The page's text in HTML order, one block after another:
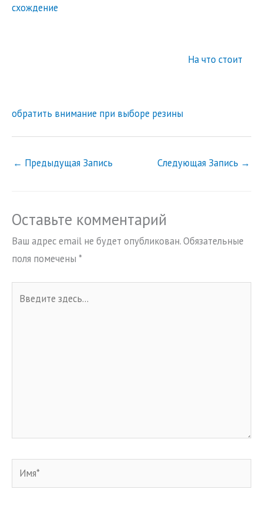
схождение
На что стоит
обратить внимание при выборе резины
← Предыдущая Запись Следующая Запись →
Оставьте комментарий
Ваш адрес email не будет опубликован.Обязательные
поля помечены *
Имя*